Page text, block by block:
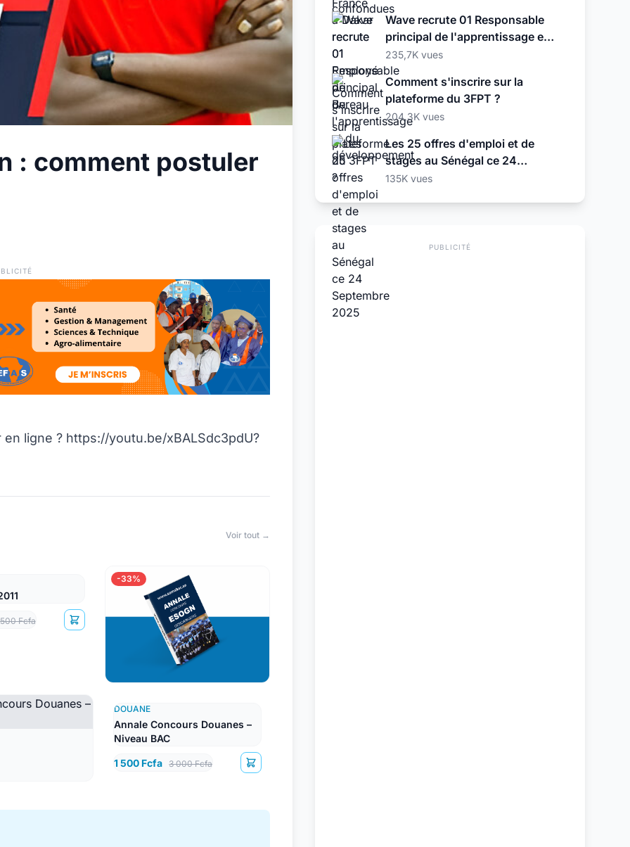
: comment postuler
ligne ? https://youtu.be/xBALSdc3pdU?
Voir tout →
Fcfa
-33%
DOUANE
Annale Concours Douanes –
Niveau BAC
1 500 Fcfa 3 000 Fcfa
Wave recrute 01 Responsable
principal de l'apprentissage et
du développement
235,7K vues
Comment s'inscrire sur la
plateforme du 3FPT ?
204,3K vues
Les 25 offres d'emploi et de
stages au Sénégal ce 24
Septembre 2025
135K vues
PUBLICITÉ